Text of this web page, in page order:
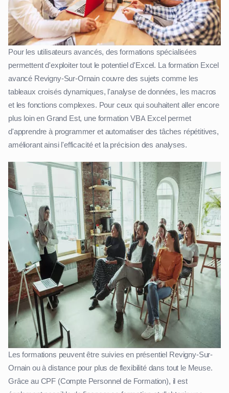
Pour les utilisateurs avancés, des formations spécialisées
permettent d'exploiter tout le potentiel d'Excel. La formation Excel
avancé Revigny-Sur-Ornain couvre des sujets comme les
tableaux croisés dynamiques, l'analyse de données, les macros
et les fonctions complexes. Pour ceux qui souhaitent aller encore
plus loin en Grand Est, une formation VBA Excel permet
d'apprendre à programmer et automatiser des tâches répétitives,
améliorant ainsi l'efficacité et la précision des analyses.
Les formations peuvent être suivies en présentiel Revigny-Sur-
Ornain ou à distance pour plus de flexibilité dans tout le Meuse.
Grâce au CPF (Compte Personnel de Formation), il est